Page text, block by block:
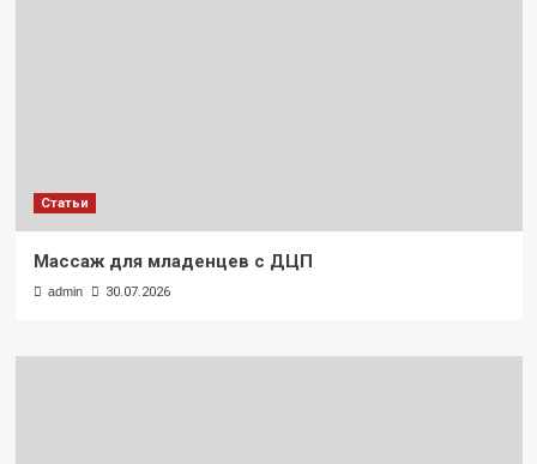
Статьи
Массаж для младенцев с ДЦП
admin 30.07.2026